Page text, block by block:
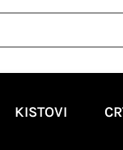
KISTOVI